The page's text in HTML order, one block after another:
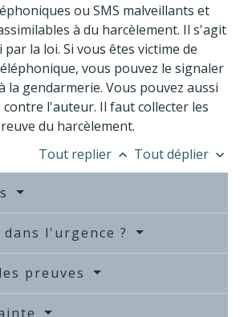
ou SMS malveillants et
à du harcèlement. Il s'agit
la loi. Si vous êtes victime de
vous pouvez le signaler
la gendarmerie. Vous pouvez aussi
l'auteur. Il faut collecter les
du harcèlement.
Tout replier keyboard_arrow_up Tout déplier keyboard_arrow_down
l'urgence ?
preuves